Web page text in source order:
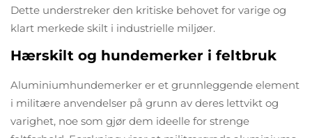
Dette understreker den kritiske behovet for varige og
klart merkede skilt i industrielle miljøer.
Hærskilt og hundemerker i feltbruk
Aluminiumhundemerker er et grunnleggende element
i militære anvendelser på grunn av deres lettvikt og
varighet, noe som gjør dem ideelle for strenge